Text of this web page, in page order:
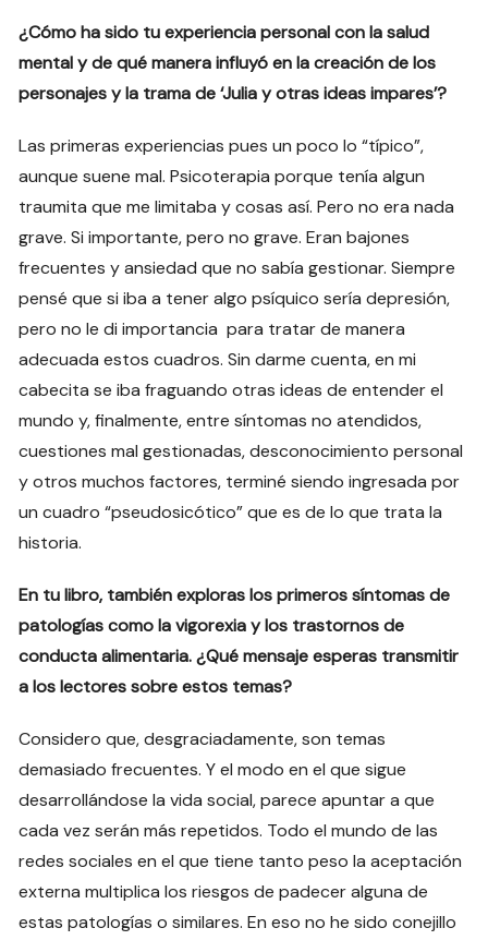
¿Cómo ha sido tu experiencia personal con la salud
mental y de qué manera influyó en la creación de los
personajes y la trama de ‘Julia y otras ideas impares’?
Las primeras experiencias pues un poco lo “típico”,
aunque suene mal. Psicoterapia porque tenía algun
traumita que me limitaba y cosas así. Pero no era nada
grave. Si importante, pero no grave. Eran bajones
frecuentes y ansiedad que no sabía gestionar. Siempre
pensé que si iba a tener algo psíquico sería depresión,
pero no le di importancia para tratar de manera
adecuada estos cuadros. Sin darme cuenta, en mi
cabecita se iba fraguando otras ideas de entender el
mundo y, finalmente, entre síntomas no atendidos,
cuestiones mal gestionadas, desconocimiento personal
y otros muchos factores, terminé siendo ingresada por
un cuadro “pseudosicótico” que es de lo que trata la
historia.
En tu libro, también exploras los primeros síntomas de
patologías como la vigorexia y los trastornos de
conducta alimentaria. ¿Qué mensaje esperas transmitir
a los lectores sobre estos temas?
Considero que, desgraciadamente, son temas
demasiado frecuentes. Y el modo en el que sigue
desarrollándose la vida social, parece apuntar a que
cada vez serán más repetidos. Todo el mundo de las
redes sociales en el que tiene tanto peso la aceptación
externa multiplica los riesgos de padecer alguna de
estas patologías o similares. En eso no he sido conejillo